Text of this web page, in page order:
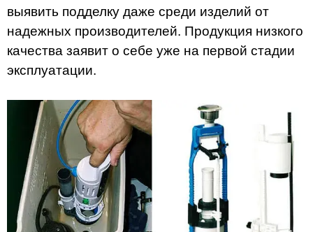
выявить подделку даже среди изделий от
надежных производителей. Продукция низкого
качества заявит о себе уже на первой стадии
эксплуатации.